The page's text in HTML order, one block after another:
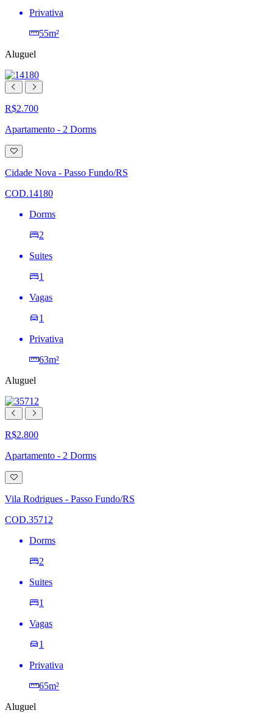
Privativa
55m²
Aluguel
R$2.700
Apartamento - 2 Dorms
Adicionar
à
lista
de
Cidade Nova - Passo Fundo/RS
COD.14180
Dorms
2
Suites
1
Vagas
1
Privativa
63m²
Aluguel
R$2.800
Apartamento - 2 Dorms
Adicionar
à
lista
de
Vila Rodrigues - Passo Fundo/RS
COD.35712
Dorms
2
Suites
1
Vagas
1
Privativa
65m²
Aluguel